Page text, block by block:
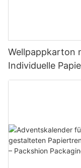
Wellpappkarton
Individuelle
Präsentation